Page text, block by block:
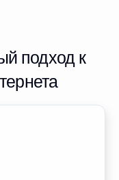
подход к